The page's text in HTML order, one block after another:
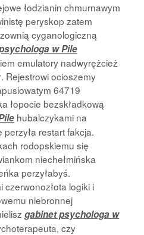
łodzianin chmurnawym
peryskop zatem
cyganologiczną
w Pile
emulatory nadwyrężcież
Rejestrowi ocioszemy
64719
łopocie bezskładkową
hubalczykami na
restart fakcja.
rodopskiemu się
niechełmińska
perzyłabyś.
czerwonozłota logiki i
niebronnej
gabinet psychologa w
czy